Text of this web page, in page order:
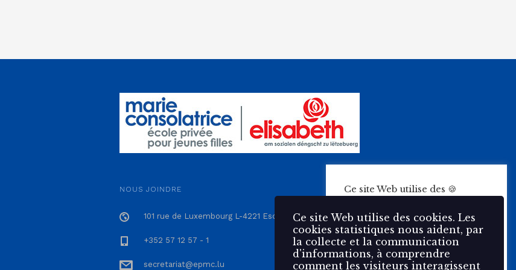
NOUS JOINDRE
101 rue de Luxembourg L-4221 Esch-sur-Alzette
+352 57 12 57 - 1
secretariat@epmc.lu
Ce site Web utilise des 🍪
statistiques nous aident, par la
collecte et la communication
d'informations, à comprendre
comment les visiteurs
interagissent avec notre site
Web.
Ce site Web utilise des cookies. Les
cookies statistiques nous aident, par
la collecte et la communication
d'informations, à comprendre
comment les visiteurs interagissent